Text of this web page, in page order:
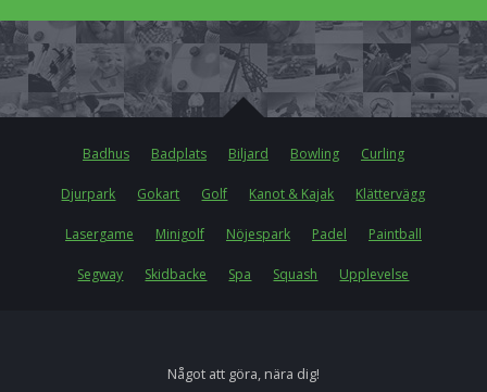
Badhus Badplats Biljard Bowling Curling
Djurpark Gokart Golf Kanot & Kajak Klättervägg
Lasergame Minigolf Nöjespark Padel Paintball
Segway Skidbacke Spa Squash Upplevelse
Något att göra, nära dig!